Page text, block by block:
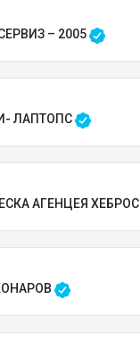
– 2005
ЛАПТОПС
АГЕНЦЕЯ ХЕБРОС